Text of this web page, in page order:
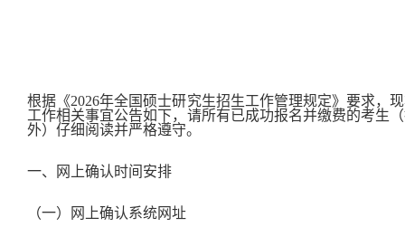
根据《2026年全国硕士研究生招生工作管理规定》要求，
工作相关事宜公告如下，请所有已成功报名并缴费的考生
外）仔细阅读并严格遵守。
一、网上确认时间安排
（一）网上确认系统网址